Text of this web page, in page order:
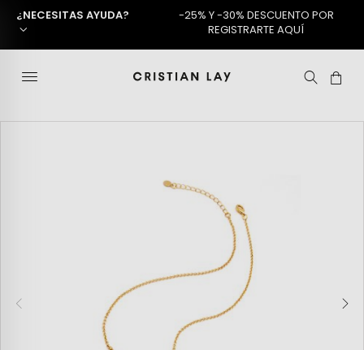
¿NECESITAS AYUDA?
-25% Y -30% DESCUENTO POR
REGISTRARTE AQUÍ